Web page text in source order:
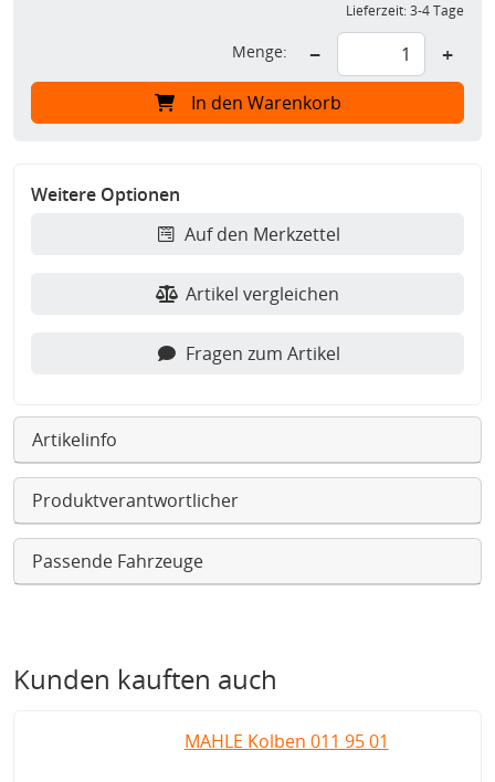
Lieferzeit:3-4 Tage
Menge: − +
In den Warenkorb
Weitere Optionen
Auf den Merkzettel
Artikel vergleichen
Fragen zum Artikel
Artikelinfo
Produktverantwortlicher
Passende Fahrzeuge
Kunden kauften auch
MAHLE Kolben 011 95 01